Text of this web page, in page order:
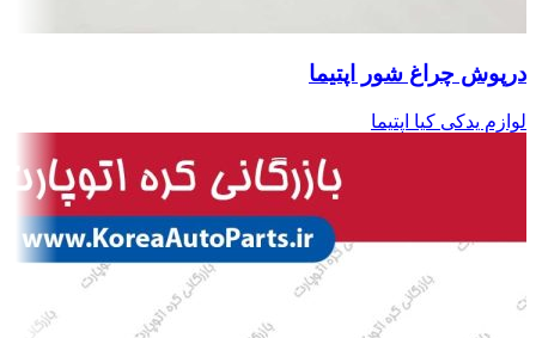
درپوش چراغ شور اپتیما
لوازم یدکی کیا اپتیما